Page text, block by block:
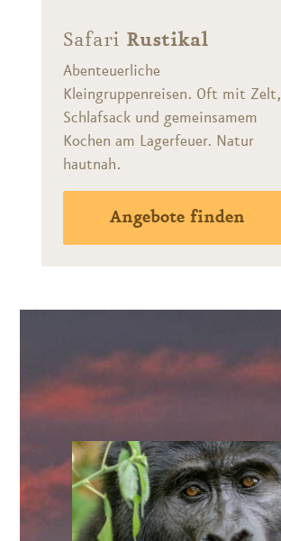
Safari Rustikal
Abenteuerliche
Kleingruppenreisen. Oft mit Zelt,
Schlafsack und gemeinsamem
Kochen am Lagerfeuer. Natur
hautnah.
Angebote finden